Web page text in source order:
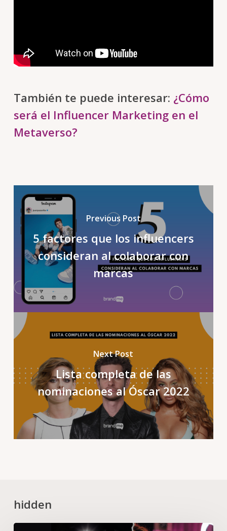
También te puede interesar: ¿Cómo
será el Influencer Marketing en el
Metaverso?
Previous Post
5 factores que los influencers
consideran al colaborar con
marcas
Next Post
Lista completa de las
nominaciones al Óscar 2022
hidden